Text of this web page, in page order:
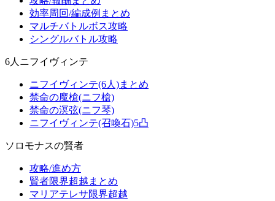
効率周回/編成例まとめ
マルチバトルボス攻略
シングルバトル攻略
6人ニフイヴィンテ
ニフイヴィンテ(6人)まとめ
禁命の魔槍(ニフ槍)
禁命の溟弦(ニフ琴)
ニフイヴィンテ(召喚石)5凸
ソロモナスの賢者
攻略/進め方
賢者限界超越まとめ
マリアテレサ限界超越